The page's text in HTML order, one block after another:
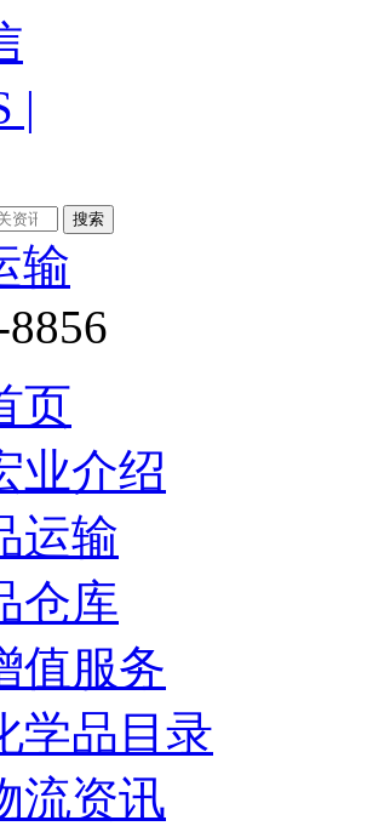
|
输
页
业介绍
运输
仓库
值服务
学品目录
流资讯